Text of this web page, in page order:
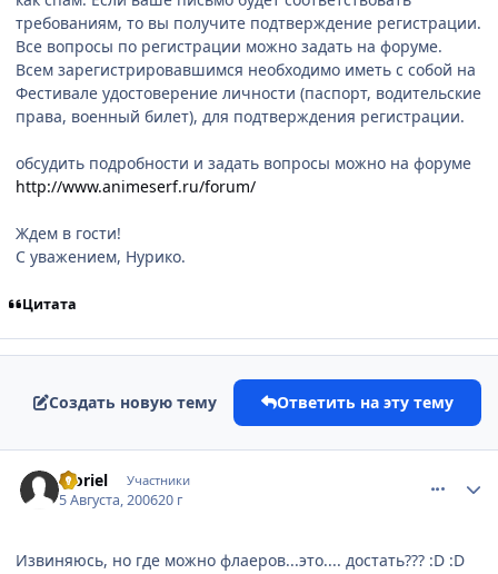
требованиям, то вы получите подтверждение регистрации.
Все вопросы по регистрации можно задать на форуме.
Всем зарегистрировавшимся необходимо иметь с собой на
Фестивале удостоверение личности (паспорт, водительские
права, военный билет), для подтверждения регистрации.
обсудить подробности и задать вопросы можно на форуме
http://www.animeserf.ru/forum/
Ждем в гости!
С уважением, Нурико.
Цитата
Создать новую тему Ответить на эту тему
Moriel Участники
5 Августа, 200620 г
Извиняюсь, но где можно флаеров...это.... достать??? :D :D